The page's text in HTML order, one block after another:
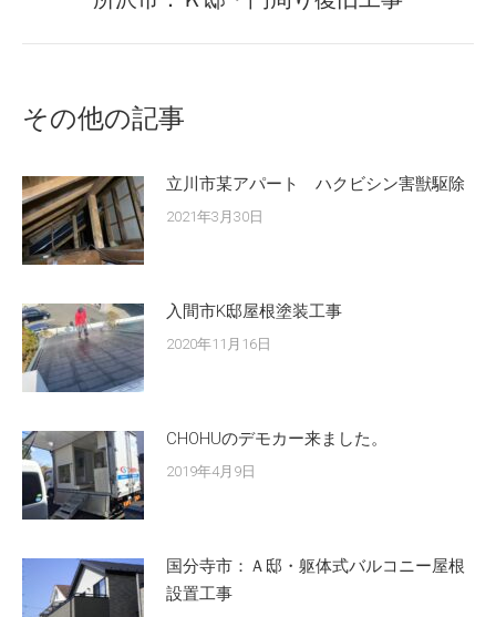
その他の記事
立川市某アパート ハクビシン害獣駆除
2021年3月30日
入間市K邸屋根塗装工事
2020年11月16日
CHOHUのデモカー来ました。
2019年4月9日
国分寺市：Ａ邸・躯体式バルコニー屋根
設置工事